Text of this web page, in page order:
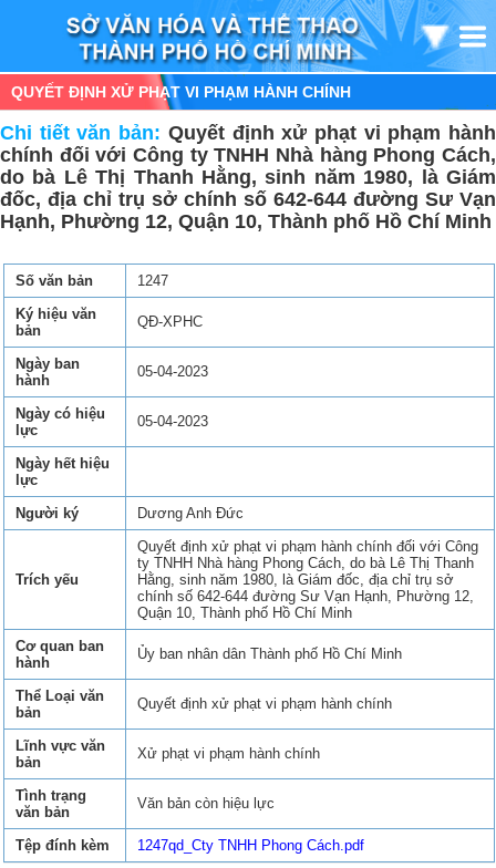
QUYẾT ĐỊNH XỬ PHẠT VI PHẠM HÀNH CHÍNH
Chi tiết văn bản: Quyết định xử phạt vi phạm hành
chính đối với Công ty TNHH Nhà hàng Phong Cách,
do bà Lê Thị Thanh Hằng, sinh năm 1980, là Giám
đốc, địa chỉ trụ sở chính số 642-644 đường Sư Vạn
Hạnh, Phường 12, Quận 10, Thành phố Hồ Chí Minh
Số văn bản
1247
Ký hiệu văn
bản
QĐ-XPHC
Ngày ban
hành
05-04-2023
Ngày có hiệu
lực
05-04-2023
Ngày hết hiệu
lực
Người ký
Dương Anh Đức
Trích yếu
Quyết định xử phạt vi phạm hành chính đối với Công
ty TNHH Nhà hàng Phong Cách, do bà Lê Thị Thanh
Hằng, sinh năm 1980, là Giám đốc, địa chỉ trụ sở
chính số 642-644 đường Sư Vạn Hạnh, Phường 12,
Quận 10, Thành phố Hồ Chí Minh
Cơ quan ban
hành
Ủy ban nhân dân Thành phố Hồ Chí Minh
Thể Loại văn
bản
Quyết định xử phạt vi phạm hành chính
Lĩnh vực văn
bản
Xử phạt vi phạm hành chính
Tình trạng
văn bản
Văn bản còn hiệu lực
Tệp đính kèm 1247qd_Cty TNHH Phong Cách.pdf